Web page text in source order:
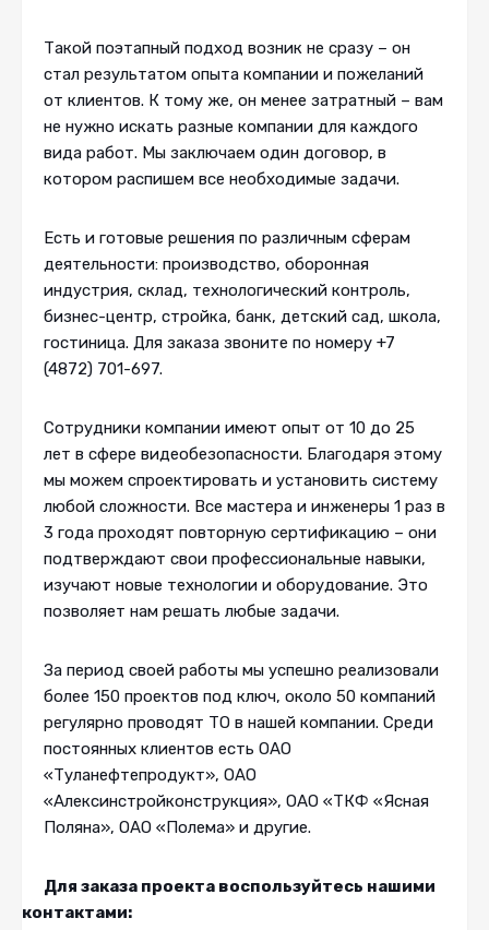
Такой поэтапный подход возник не сразу – он
стал результатом опыта компании и пожеланий
от клиентов. К тому же, он менее затратный – вам
не нужно искать разные компании для каждого
вида работ. Мы заключаем один договор, в
котором распишем все необходимые задачи.
Есть и готовые решения по различным сферам
деятельности: производство, оборонная
индустрия, склад, технологический контроль,
бизнес-центр, стройка, банк, детский сад, школа,
гостиница. Для заказа звоните по номеру +7
(4872) 701-697.
Сотрудники компании имеют опыт от 10 до 25
лет в сфере видеобезопасности. Благодаря этому
мы можем спроектировать и установить систему
любой сложности. Все мастера и инженеры 1 раз в
3 года проходят повторную сертификацию – они
подтверждают свои профессиональные навыки,
изучают новые технологии и оборудование. Это
позволяет нам решать любые задачи.
За период своей работы мы успешно реализовали
более 150 проектов под ключ, около 50 компаний
регулярно проводят ТО в нашей компании. Среди
постоянных клиентов есть ОАО
«Туланефтепродукт», ОАО
«Алексинстройконструкция», ОАО «ТКФ «Ясная
Поляна», ОАО «Полема» и другие.
Для заказа проекта воспользуйтесь нашими
контактами: